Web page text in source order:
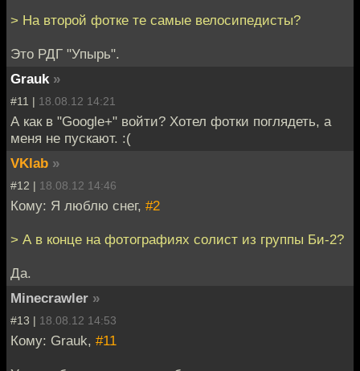
> На второй фотке те самые велосипедисты?
Это РДГ "Упырь".
Grauk »
#11 | 18.08.12 14:21
А как в "Google+" войти? Хотел фотки поглядеть, а
меня не пускают. :(
VKlab »
#12 | 18.08.12 14:46
Кому: Я люблю снег, #2
> А в конце на фотографиях солист из группы Би-2?
Да.
Minecrawler »
#13 | 18.08.12 14:53
Кому: Grauk, #11